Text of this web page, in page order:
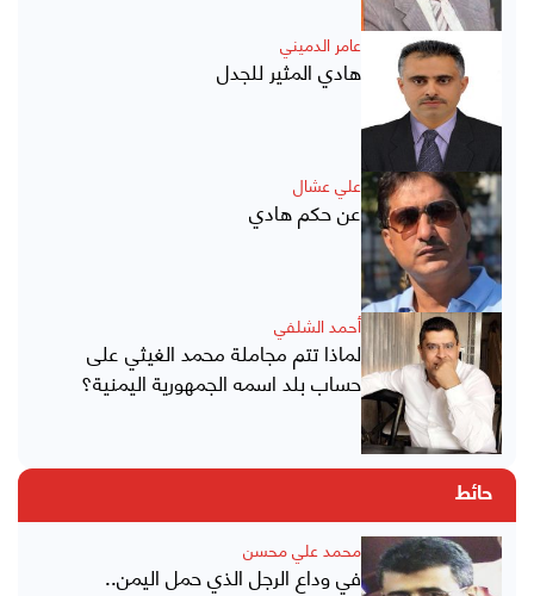
عامر الدميني
هادي المثير للجدل
علي عشال
عن حكم هادي
أحمد الشلفي
لماذا تتم مجاملة محمد الغيثي على
حساب بلد اسمه الجمهورية اليمنية؟
حائط
محمد علي محسن
في وداع الرجل الذي حمل اليمن..